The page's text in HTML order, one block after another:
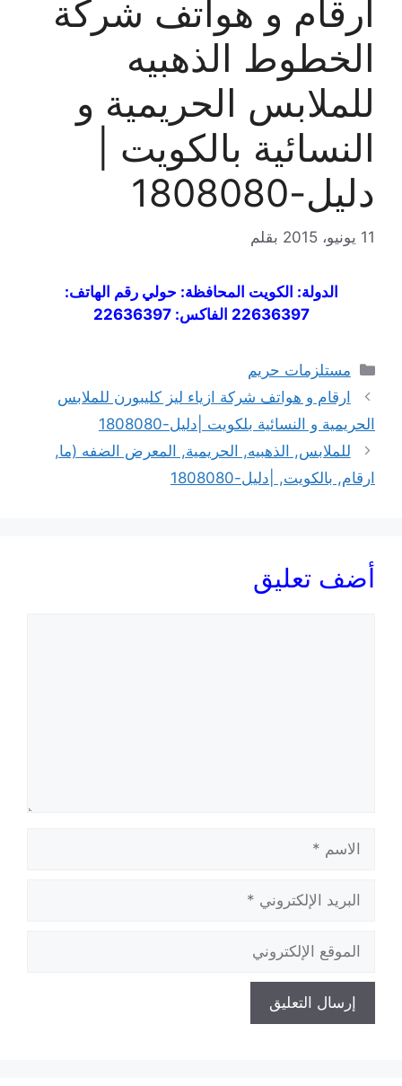
ارقام و هواتف شركة
الخطوط الذهبيه
للملابس الحريمية و
النسائية بالكويت |
دليل-1808080
11 يونيو، 2015 بقلم
الدولة: الكويت المحافظة: حولي رقم الهاتف:
22636397 الفاكس: 22636397
التصنيفات
مستلزمات حريم
ارقام و هواتف شركة ازياء ليز كليبورن للملابس
الحريمية و النسائية بلكويت |دليل-1808080
للملابس, الذهبيه, الحريمية, المعرض الضفه (ما,
ارقام, بالكويت, |دليل-1808080
أضف تعليق
الإلكتروني
الإلكتروني